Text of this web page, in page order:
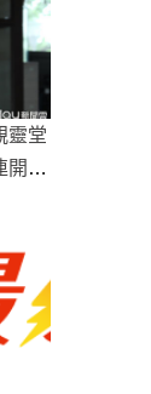
靈堂
開罰